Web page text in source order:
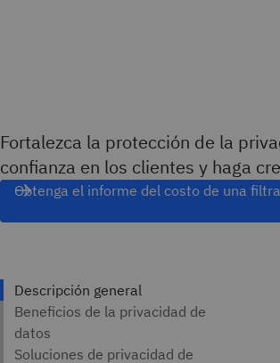
Fortalezca la protección de la
confianza en los clientes y haga
Obtenga el informe del costo de una